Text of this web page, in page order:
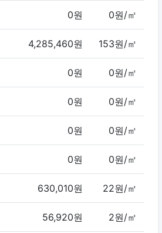
0원 0원/㎡
4,285,460원 153원/㎡
0원 0원/㎡
0원 0원/㎡
0원 0원/㎡
0원 0원/㎡
630,010원 22원/㎡
56,920원 2원/㎡